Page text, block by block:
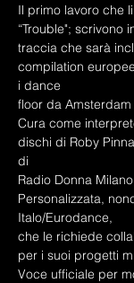
Il primo lavoro che
“Trouble"; scrivono
traccia che sarà
compilation
i dance
floor da Amsterdam
Cura come
dischi di Roby
di
Radio Donna
Personalizzata,
Italo/Eurodance,
che le richiede
per i suoi progetti
Voce ufficiale per